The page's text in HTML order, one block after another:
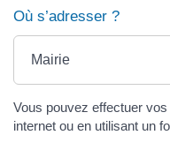
Où s’adresser ?
Mairie
Vous pouvez effectuer
internet ou en utilisant un